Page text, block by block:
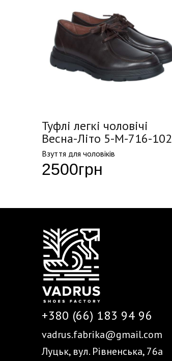
Туфлі легкі чоловічі
Весна-Літо 5-M-716-102
Взуття для чоловіків
2500грн
+380 (66) 183 94 96
vadrus.fabrika@gmail.com
Луцьк, вул. Рівненська, 76а